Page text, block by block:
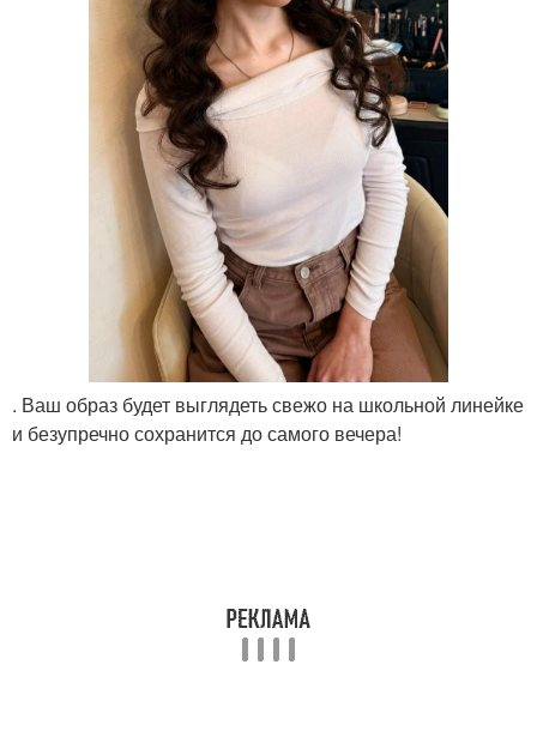
. Ваш образ будет выглядеть свежо на школьной линейке
и безупречно сохранится до самого вечера!